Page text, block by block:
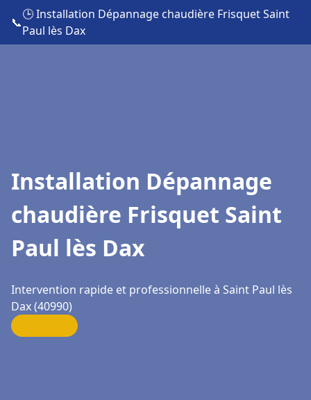
📞
🕒 Installation Dépannage chaudière Frisquet Saint
Paul lès Dax
Installation Dépannage
chaudière Frisquet Saint
Paul lès Dax
Intervention rapide et professionnelle à Saint Paul lès
Dax (40990)